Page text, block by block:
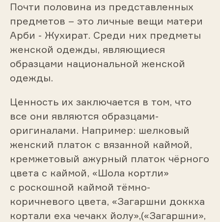
Почти половина из представленных
предметов – это личные вещи матери
Арби - Жухират. Среди них предметы
женской одежды, являющиеся
образцами национальной женской
одежды.
Ценность их заключается в том, что
все они являются образцами-
оригиналами. Например: шелковый
женский платок с вязанной каймой,
кремжетовый ажурный платок чёрного
цвета с каймой, «Шола кортли»
с роскошной каймой тёмно-
коричневого цвета, «Загаршни доккха
кортали еха чечакх йолу»,(«Загаршни»,